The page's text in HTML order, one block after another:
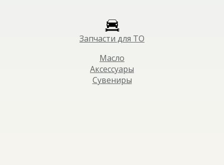
Запчасти для ТО
Масло
Аксессуары
Сувениры